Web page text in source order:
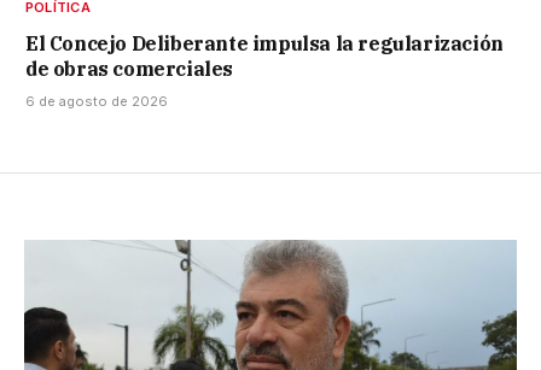
POLÍTICA
El Concejo Deliberante impulsa la regularización
de obras comerciales
6 de agosto de 2026